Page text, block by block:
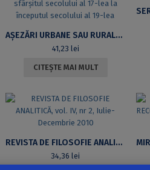
AȘEZĂRI URBANE SAU RURALE? ORAȘELE DIN ȚĂRILE ROMÂNE DE LA SFÂRȘITUL SECOLULUI AL 17-LEA LA ÎNCEPUTUL SECOLULUI AL 19-LEA
41,23 lei
CITEȘTE MAI MULT
REVISTA DE FILOSOFIE ANALITICĂ, VOL. IV, NR 2, IULIE-DECEMBRIE 2010
34,36 lei